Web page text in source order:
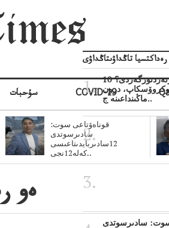
سۇحبات COVID-19
قوناەۆتاعى سوت:
سادىرسوتدى
12سادىربايدىتاعىسى
كەلە12نجى..
ەو
رەداكتسيا تاڭداۋىتاڭداۋى
10 كۇندە نە وزنەردىوزگەردى؟
درون
ماڭىنداعىنە ج..
سوت: سادىرسوتدى